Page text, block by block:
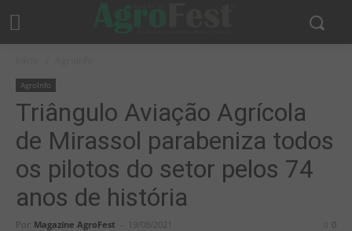
AgroInfo
Triângulo Aviação Agrícola
de Mirassol parabeniza todos
os pilotos do setor pelos 74
anos de história
Por Magazine AgroFest - 19/08/2021 0